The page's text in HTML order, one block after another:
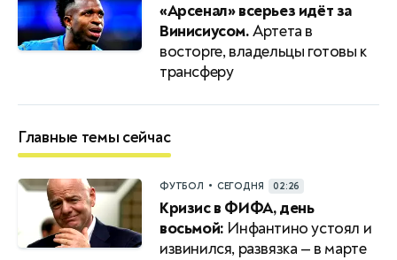
«Арсенал» всерьез идёт за
Винисиусом.Артета в
восторге, владельцы готовы к
трансферу
Главные темы сейчас
ФУТБОЛ • СЕГОДНЯ 02:26
Кризис в ФИФА, день
восьмой: Инфантино устоял и
извинился, развязка — в марте